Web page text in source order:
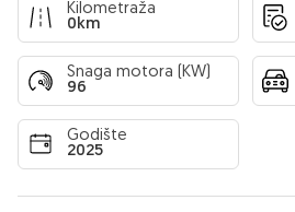
Kilometraža
0km
Snaga motora (KW)
96
Godište
2025